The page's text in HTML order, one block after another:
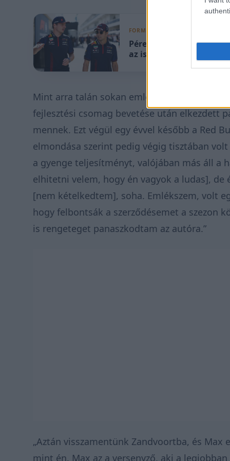
FORMA-1
Pérez kemény szavai:
az is
Mint arra talán sokan emlékeznek, Pérez
fejlesztési csomag bevetése után elkezdett
mennek. Ezt végül egy évvel később a Red
elmondása szerint pedig végig tisztában
a gyenge teljesítményt, valójában más áll a
elhitetni velem, hogy én vagyok a ludas],
[nem kételkedtem], soha. Emlékszem, volt
hogy felbontsák a szerződésemet a szezon
is rengeteget panaszkodtam az autóra.”
„Aztán visszamentünk Zandvoortba, és
mint én. Max az a versenyző, aki a